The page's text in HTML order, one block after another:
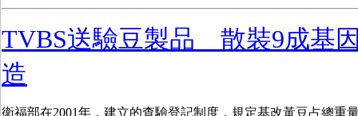
TVBS送驗豆製品 散裝9成基
造
衛福部在2001年，建立的查驗登記制度，規定基改黃豆占總重